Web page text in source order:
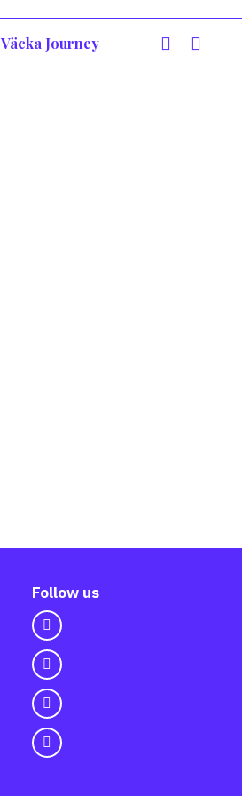
Väcka Journey
Follow us